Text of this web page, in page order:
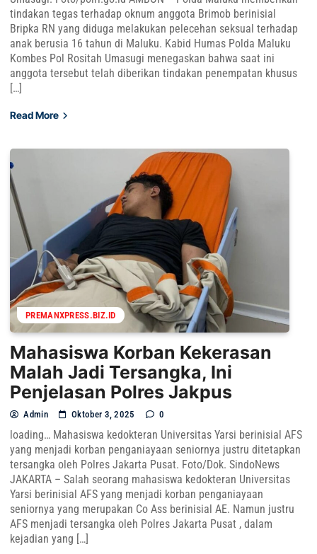
tindakan tegas terhadap oknum anggota Brimob berinisial
Bripka RN yang diduga melakukan pelecehan seksual terhadap
anak berusia 16 tahun di Maluku. Kabid Humas Polda Maluku
Kombes Pol Rositah Umasugi menegaskan bahwa saat ini
anggota tersebut telah diberikan tindakan penempatan khusus
[…]
Read More
PREMANXPRESS.BIZ.ID
Mahasiswa Korban Kekerasan
Malah Jadi Tersangka, Ini
Penjelasan Polres Jakpus
Admin Oktober 3, 2025 0
loading… Mahasiswa kedokteran Universitas Yarsi berinisial AFS
yang menjadi korban penganiayaan seniornya justru ditetapkan
tersangka oleh Polres Jakarta Pusat. Foto/Dok. SindoNews
JAKARTA – Salah seorang mahasiswa kedokteran Universitas
Yarsi berinisial AFS yang menjadi korban penganiayaan
seniornya yang merupakan Co Ass berinisial AE. Namun justru
AFS menjadi tersangka oleh Polres Jakarta Pusat , dalam
kejadian yang […]